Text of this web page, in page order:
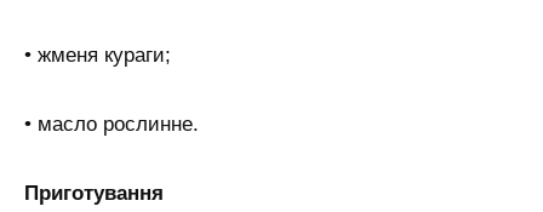
• жменя кураги;
• масло рослинне.
Приготування